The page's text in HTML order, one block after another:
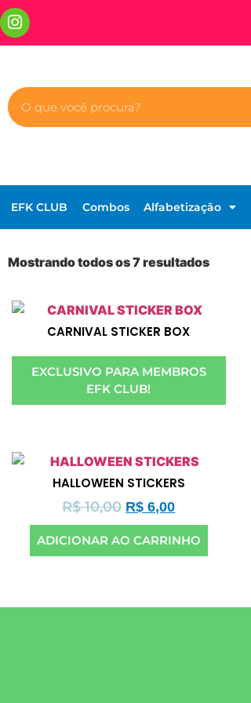
EFK CLUB Combos Alfabetização
Mostrando todos os 7 resultados
CARNIVAL STICKER BOX
EXCLUSIVO PARA MEMBROS
EFK CLUB!
HALLOWEEN STICKERS
R$10,00 R$ 6,00
ADICIONAR AO CARRINHO